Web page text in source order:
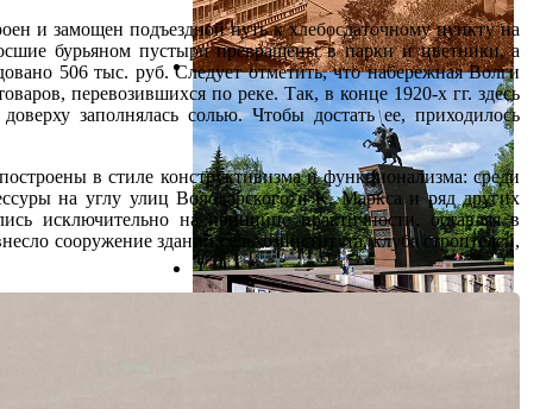
и замощен подъездной путь к хлебосдаточному пункту на
бурьяном пустыри превращены в парки и цветники, а
506 тыс. руб. Следует отметить, что набережная Волги
перевозившихся по реке. Так, в конце 1920-х гг. здесь
заполнялась солью. Чтобы достать ее, приходилось
в стиле конструктивизма и функционализма: среди
на углу улиц Володарского и К. Маркса и ряд других
исключительно на принципе практичности, оставляя в
сооружение зданий сельхозинститута, клуба строителей,